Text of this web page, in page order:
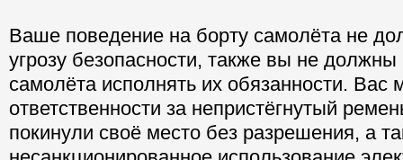
Ваше поведение на борту самолёта не
угрозу безопасности, также вы не
самолёта исполнять их обязанности. Вас
ответственности за непристёгнутый
покинули своё место без разрешения, а